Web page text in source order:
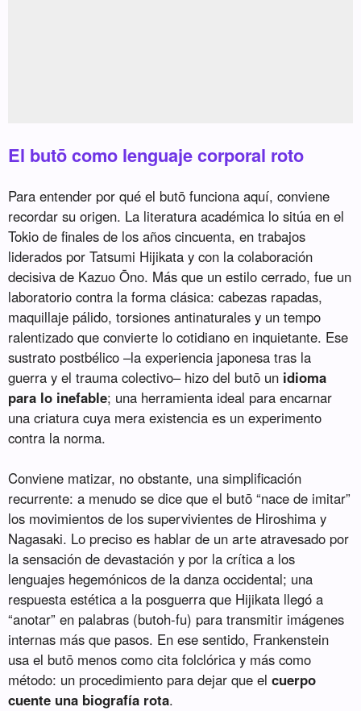
El butō como lenguaje corporal roto
Para entender por qué el butō funciona aquí, conviene
recordar su origen. La literatura académica lo sitúa en el
Tokio de finales de los años cincuenta, en trabajos
liderados por Tatsumi Hijikata y con la colaboración
decisiva de Kazuo Ōno. Más que un estilo cerrado, fue un
laboratorio contra la forma clásica: cabezas rapadas,
maquillaje pálido, torsiones antinaturales y un tempo
ralentizado que convierte lo cotidiano en inquietante. Ese
sustrato postbélico –la experiencia japonesa tras la
guerra y el trauma colectivo– hizo del butō un idioma
para lo inefable; una herramienta ideal para encarnar
una criatura cuya mera existencia es un experimento
contra la norma.
Conviene matizar, no obstante, una simplificación
recurrente: a menudo se dice que el butō “nace de imitar”
los movimientos de los supervivientes de Hiroshima y
Nagasaki. Lo preciso es hablar de un arte atravesado por
la sensación de devastación y por la crítica a los
lenguajes hegemónicos de la danza occidental; una
respuesta estética a la posguerra que Hijikata llegó a
“anotar” en palabras (butoh-fu) para transmitir imágenes
internas más que pasos. En ese sentido, Frankenstein
usa el butō menos como cita folclórica y más como
método: un procedimiento para dejar que elcuerpo
cuente una biografía rota.